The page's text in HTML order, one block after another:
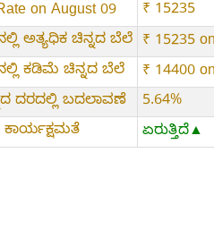
on August 09
₹ 15235
ಅತ್ಯಧಿಕ ಚಿನ್ನದ ಬೆಲೆ ₹ 15235
ಕಡಿಮೆ ಚಿನ್ನದ ಬೆಲೆ
₹ 14400
ದರದಲ್ಲಿ ಬದಲಾವಣೆ
5.64%
ಕಾರ್ಯಕ್ಷಮತೆ
ಏರುತ್ತಿದೆ▲